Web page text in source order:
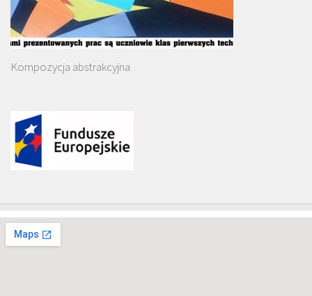
Kompozycja abstrakcyjna